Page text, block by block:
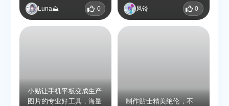
Luna⛰️ 0 风铃 0
小贴让手机平板变成生产
图片的专业好工具，海量
制作贴士精美绝伦，不